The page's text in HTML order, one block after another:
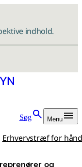
indhold.
Søg Menu
Erhvervstræf for
og